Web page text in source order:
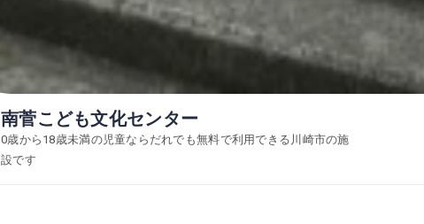
南菅こども文化センター
0歳から18歳未満の児童ならだれでも無料で利用できる川崎市の施
設です